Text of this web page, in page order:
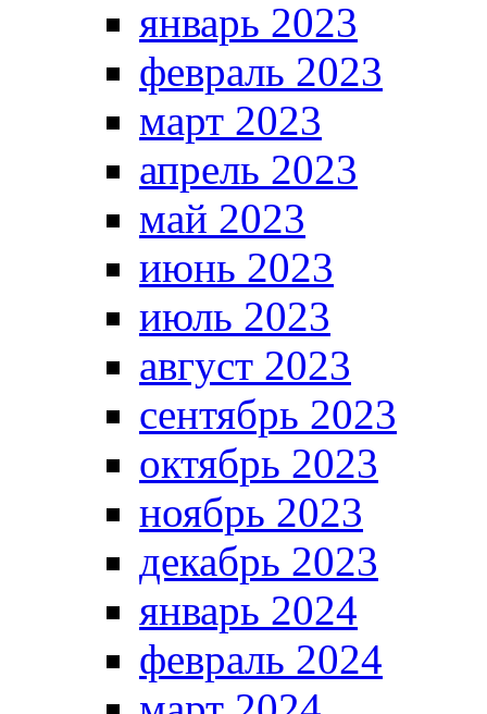
январь 2023
февраль 2023
март 2023
апрель 2023
май 2023
июнь 2023
июль 2023
август 2023
сентябрь 2023
октябрь 2023
ноябрь 2023
декабрь 2023
январь 2024
февраль 2024